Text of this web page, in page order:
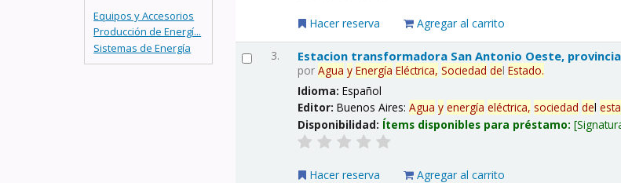
Equipos y Accesorios
Producción de Energí...
Sistemas de Energía
Hacer reserva Agregar al carrito
3. Estacion transformadora San Antonio Oeste, provincia
porAgua y Energía Eléctrica, Sociedad delEstado.
Idioma:Español
Editor:Buenos Aires:Agua y energía eléctrica, sociedad del
Disponibilidad: Ítems disponibles para préstamo:
Hacer reserva Agregar al carrito